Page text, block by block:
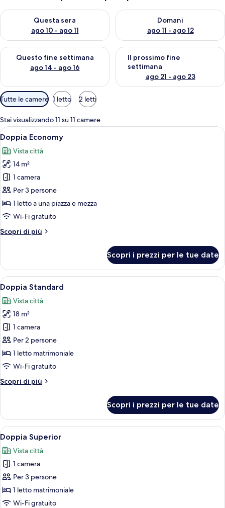
Questa sera
ago 10 - ago 11
Verifica la disponibilità per questa sera, ago 10 - ago 11
Domani
ago 11 - ago 12
Verifica la disponibilità per
Questo fine settimana
ago 14 - ago 16
Verifica la disponibilità per questo fine settimana, ago 14 -
Il prossimo fine
settimana
ago 21 - ago 23
Verifica la disponibilità per il
Filtri
disponibili
per
le
camere
Tutte le camere 1 letto 2 letti
Stai visualizzando 11 su 11 camere
Apri
tutte
le
foto
per
Doppia
Economy
Un letto rifatto con una testiera, due
6
Doppia Economy
Vista città
14 m²
1 camera
Per 3 persone
1 letto a una piazza e mezza
Wi-Fi gratuito
Scopri di più
Altri
Economy
Scopri i prezzi per le tue date
Apri
tutte
le
foto
per
Doppia
Standard
Una camera d'albergo con un letto,
5
Doppia Standard
Vista città
18 m²
1 camera
Per 2 persone
1 letto matrimoniale
Wi-Fi gratuito
Scopri di più
Altri
Standard
Scopri i prezzi per le tue date
Apri
tutte
le
foto
per
Doppia
Superior
Camera d'albergo con un letto, una
8
Doppia Superior
Vista città
1 camera
Per 3 persone
1 letto matrimoniale
Wi-Fi gratuito